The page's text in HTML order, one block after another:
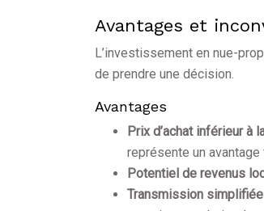
Avantages et
L’investissement en nue-
de prendre une décision.
Avantages
Prix d’achat inférieur à
représente un
Potentiel de revenus
Transmission